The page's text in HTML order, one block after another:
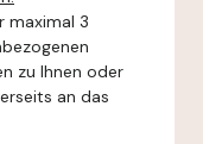
maximal 3
zu Ihnen oder
an das